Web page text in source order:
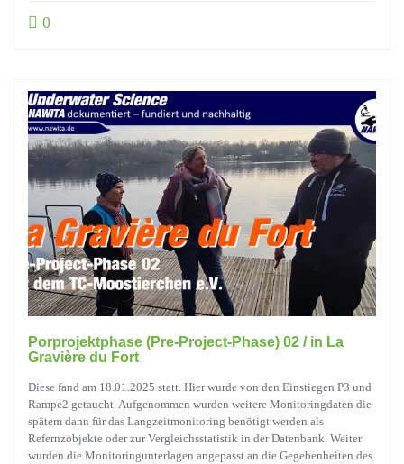
0
Porprojektphase (Pre-Project-Phase) 02 / in La
Gravière du Fort
Diese fand am 18.01.2025 statt. Hier wurde von den Einstiegen P3 und
Rampe2 getaucht. Aufgenommen wurden weitere Monitoringdaten die
spätem dann für das Langzeitmonitoring benötigt werden als
Refernzobjekte oder zur Vergleichsstatistik in der Datenbank. Weiter
wurden die Monitoringunterlagen angepasst an die Gegebenheiten des